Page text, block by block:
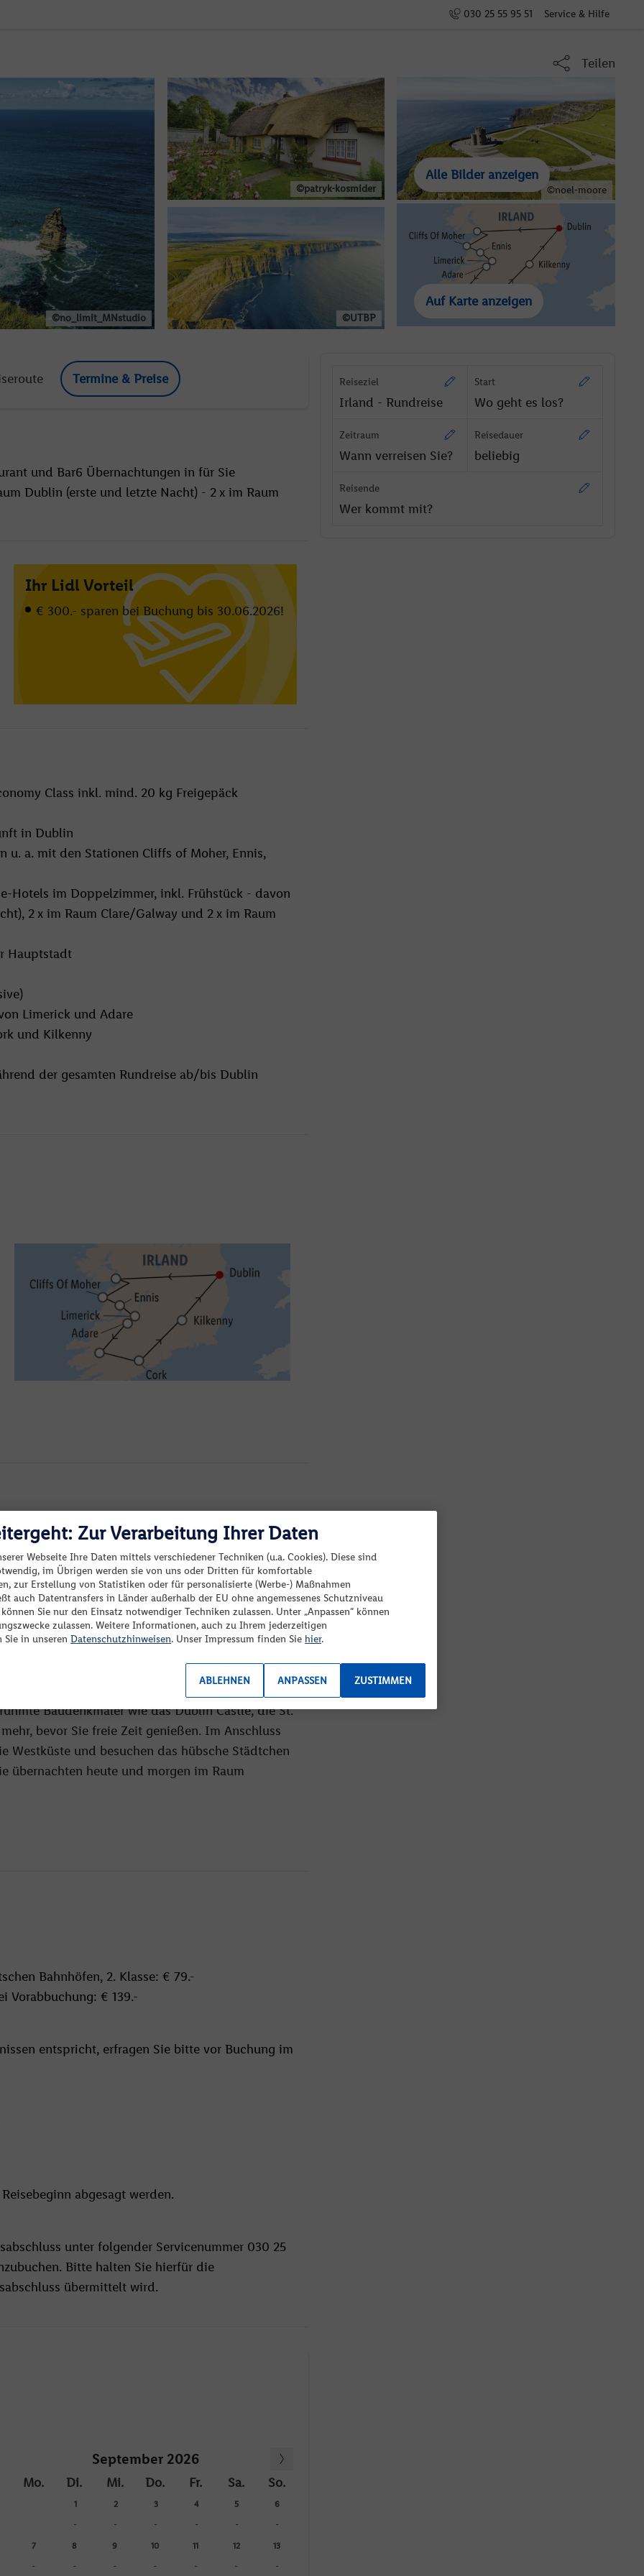
030 25 55 95 51 Service & Hilfe
Teilen
©no_limit_MNstudio
©patryk-kosmider
©UTBP
©noel-moore
Alle Bilder anzeigen
Auf Karte anzeigen
Termine & Preise
und Bar6 Übernachtungen in für Sie
Dublin (erste und letzte Nacht) - 2 x im Raum
Ihr Lidl Vorteil
€ 300.- sparen bei Buchung bis 30.06.2026!
Class inkl. mind. 20 kg Freigepäck
in Dublin
u. a. mit den Stationen Cliffs of Moher, Ennis,
Hotels im Doppelzimmer, inkl. Frühstück - davon
2 x im Raum Clare/Galway und 2 x im Raum
Hauptstadt
Limerick und Adare
und Kilkenny
der gesamten Rundreise ab/bis Dublin
sowie Kilkenny auf Stadtrundgängen und lassen
zum legendären Ring of Kerry vor Ort
zu Ihrem Hotel im Raum Dublin. Bei
ganz entspannt im Hotel.
Stadtrundfahrt durch die faszinierende irische
Baudenkmäler wie das Dublin Castle, die St.
bevor Sie freie Zeit genießen. Im Anschluss
Westküste und besuchen das hübsche Städtchen
übernachten heute und morgen im Raum
Bahnhöfen, 2. Klasse: € 79.-
Vorabbuchung: € 139.-
entspricht, erfragen Sie bitte vor Buchung im
abgesagt werden.
unter folgender Servicenummer 030 25
Bitte halten Sie hierfür die
übermittelt wird.
September 2026
Mo. Di. Mi. Do. Fr. Sa. So.
1
-
2
-
3
-
4
-
5
-
6
-
7
-
8
-
9
-
10
-
11
-
12
-
13
-
Reiseziel
Irland - Rundreise
Start
Wo geht es los?
Zeitraum
Wann verreisen Sie?
Reisedauer
beliebig
Reisende
Wer kommt mit?
Zur Verarbeitung Ihrer Daten
Webseite Ihre Daten mittels verschiedener Techniken (u.a. Cookies). Diese sind
im Übrigen werden sie von uns oder Dritten für komfortable
zur Erstellung von Statistiken oder für personalisierte (Werbe-) Maßnahmen
auch Datentransfers in Länder außerhalb der EU ohne angemessenes Schutzniveau
Sie nur den Einsatz notwendiger Techniken zulassen. Unter „Anpassen“ können
zulassen. Weitere Informationen, auch zu Ihrem jederzeitigen
in unseren Datenschutzhinweisen. Unser Impressum finden Sie hier.
ZUSTIMMEN
ANPASSEN
ABLEHNEN
Keine passenden Angebote verfügbar.
sind zu Ihrer Suche keine passenden Angebote
Bitte ändern Sie Ihre Reisekriterien oder Filter.